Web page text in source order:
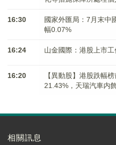
16:30
國家外匯局：7月末中
幅0.07%
16:24 山金國際：港股上市
16:20
【異動股】港股跌幅
21.43%，天瑞汽車内
相關訊息